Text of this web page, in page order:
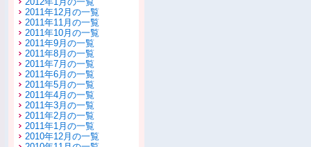
2011年12月の一覧
2011年11月の一覧
2011年10月の一覧
2011年9月の一覧
2011年8月の一覧
2011年7月の一覧
2011年6月の一覧
2011年5月の一覧
2011年4月の一覧
2011年3月の一覧
2011年2月の一覧
2011年1月の一覧
2010年12月の一覧